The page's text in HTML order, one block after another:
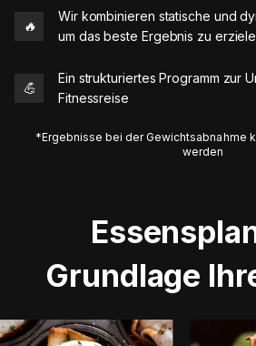
🔥
Wir kombinieren statische und
um das beste Ergebnis zu
💪
Ein strukturiertes Programm zur
Fitnessreise
*Ergebnisse bei der Gewichtsabnahme
werden
Grundlage